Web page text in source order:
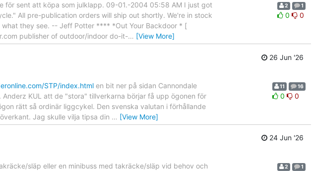
för sent att köpa som julklapp. 09-01.-2004 05:58 AM I just got
All pre-publication orders will ship out shortly. We're in stock
they see. -- Jeff Potter **** *Out Your Backdoor * [
publisher of outdoor/indoor do-it-… [View More]
2 1
0 0
26 Jun '26
STP/index.html en bit ner på sidan Cannondale
KUL att de "stora" tillverkarna börjar få upp ögonen för
rätt så ordinär liggcykel. Den svenska valutan i förhållande
Jag skulle vilja tipsa din … [View More]
11 16
0 0
24 Jun '26
släp eller en minibuss med takräcke/släp vid behov och
2 1